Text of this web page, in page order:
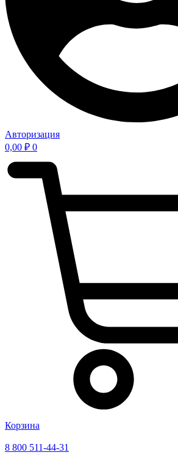
Авторизация
0,00 ₽ 0
Корзина
8 800 511-44-31